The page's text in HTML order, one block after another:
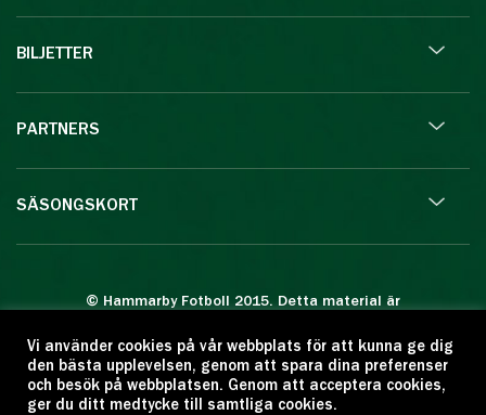
BILJETTER
PARTNERS
SÄSONGSKORT
© Hammarby Fotboll 2015. Detta material är
Eftertryck eller annan kopiering är förbjuden.
Citera oss gärna men ange källan:
www.hammarbyfotboll.se. Ansvarig utgivare:
Vi använder cookies på vår webbplats för att kunna ge dig
den bästa upplevelsen, genom att spara dina preferenser
och besök på webbplatsen. Genom att acceptera cookies,
ger du ditt medtycke till samtliga cookies.